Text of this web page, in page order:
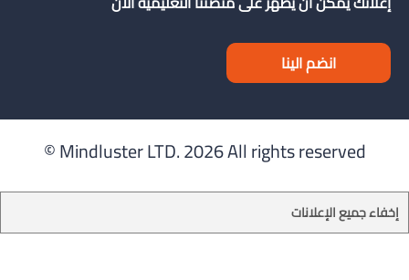
انضم الينا
Mindluster LTD.2026 All rights reserved ©
إخفاء جميع الإعلانات